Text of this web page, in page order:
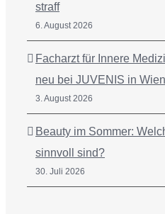
straff
6. August 2026
Facharzt für Innere
neu bei JUVENIS in Wien
3. August 2026
Beauty im Sommer:
sinnvoll sind?
30. Juli 2026